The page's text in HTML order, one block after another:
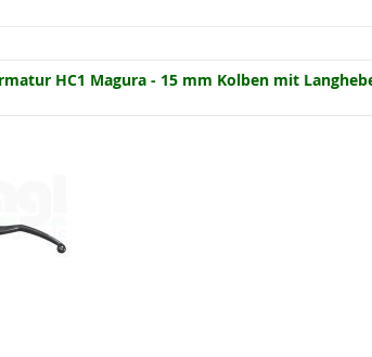
HC1 Magura - 15 mm Kolben mit